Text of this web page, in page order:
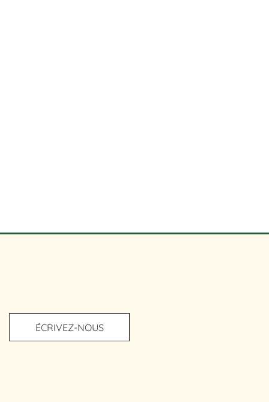
ÉCRIVEZ-NOUS